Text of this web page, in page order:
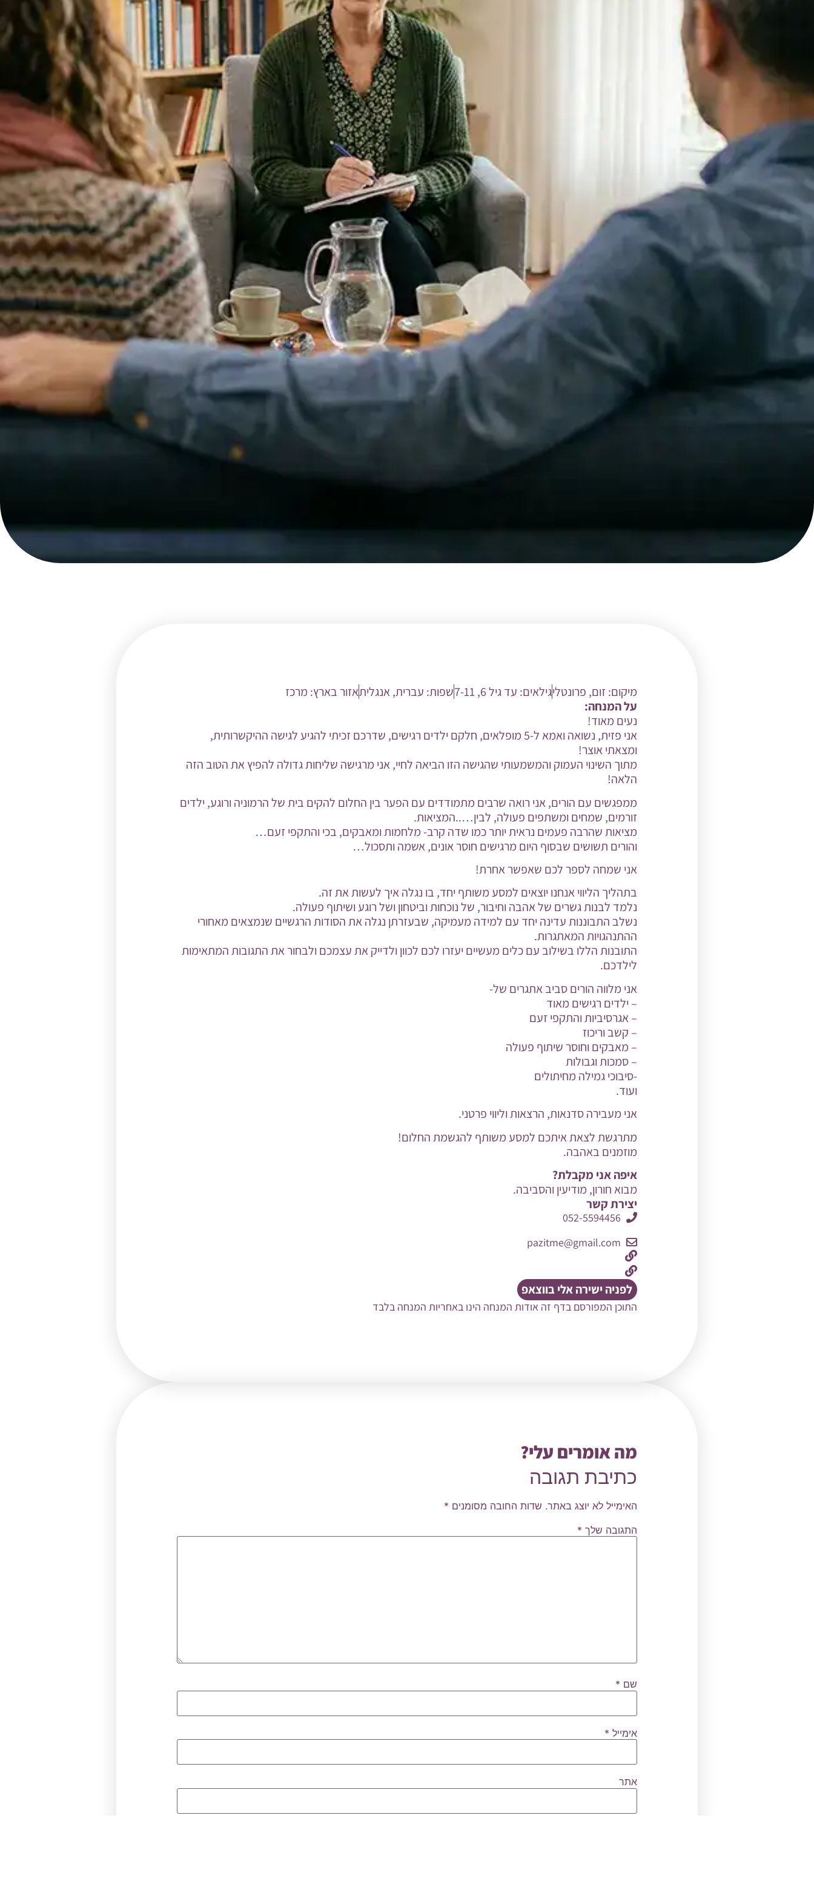
מיקום:זום, פרונטליגילאים: עד גיל 6 ,
7-11שפות: עברית,אנגליתאזור בארץ: מרכז
על המנחה:
נעים מאוד!
אני פזית, נשואה ואמא ל-5 מופלאים, חלקם ילדים רגישים, שדרכם זכיתי להגיע לגישה ההיקשרותית,
ומצאתי אוצר!
מתוך השינוי העמוק והמשמעותי שהגישה הזו הביאה לחיי, אני מרגישה שליחות גדולה להפיץ את הטוב הזה
הלאה!
ממפגשים עם הורים, אני רואה שרבים מתמודדים עם הפער בין החלום להקים בית של הרמוניה ורוגע, ילדים
זורמים, שמחים ומשתפים פעולה, לבין…..המציאות.
מציאות שהרבה פעמים נראית יותר כמו שדה קרב- מלחמות ומאבקים, בכי והתקפי זעם…
והורים תשושים שבסוף היום מרגישים חוסר אונים, אשמה ותסכול…
אני שמחה לספר לכם שאפשר אחרת!
בתהליך הליווי אנחנו יוצאים למסע משותף יחד, בו נגלה איך לעשות את זה.
נלמד לבנות גשרים של אהבה וחיבור, של נוכחות וביטחון ושל רוגע ושיתוף פעולה.
נשלב התבוננות עדינה יחד עם למידה מעמיקה, שבעזרתן נגלה את הסודות הרגשיים שנמצאים מאחורי
ההתנהגויות המאתגרות.
התובנות הללו בשילוב עם כלים מעשיים יעזרו לכם לכוון ולדייק את עצמכם ולבחור את התגובות המתאימות
לילדכם.
אני מלווה הורים סביב אתגרים של-
– ילדים רגישים מאוד
– אגרסיביות והתקפי זעם
– קשב וריכוז
– מאבקים וחוסר שיתוף פעולה
– סמכות וגבולות
-סיבוכי גמילה מחיתולים
ועוד.
אני מעבירה סדנאות, הרצאות וליווי פרטני.
מתרגשת לצאת איתכם למסע משותף להגשמת החלום!
מוזמנים באהבה.
איפה אני מקבלת?
מבוא חורון, מודיעין והסביבה.
יצירת קשר
052-5594456
pazitme@gmail.com
לפניה ישירה אלי בווצאפ
התוכן המפורסם בדף זה אודות המנחה הינו באחריות המנחה בלבד
מה אומרים עלי?
כתיבת תגובה
האימייל לא יוצג באתר. שדות החובה מסומנים *
התגובה שלך *
שם *
אימייל *
אתר